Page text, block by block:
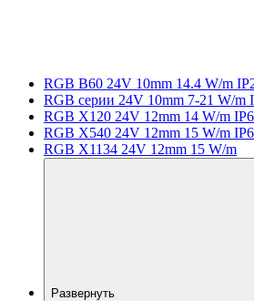
RGB B60 24V 10mm 14.4 W/m
RGB серии 24V 10mm 7-21 W/m
RGB X120 24V 12mm 14 W/m
RGB X540 24V 12mm 15 W/m
RGB X1134 24V 12mm 15 W/m
Развернуть